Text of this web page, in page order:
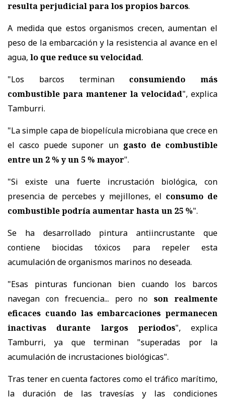
resulta perjudicial para los propios barcos.
A medida que estos organismos crecen, aumentan el
peso de la embarcación y la resistencia al avance en el
agua, lo que reduce su velocidad.
"Los barcos terminan consumiendo más
combustible para mantener la velocidad", explica
Tamburri.
"La simple capa de biopelícula microbiana que crece en
el casco puede suponer un gasto de combustible
entre un 2 % y un 5 % mayor".
"Si existe una fuerte incrustación biológica, con
presencia de percebes y mejillones, el consumo de
combustible podría aumentar hasta un 25 %".
Se ha desarrollado pintura antiincrustante que
contiene biocidas tóxicos para repeler esta
acumulación de organismos marinos no deseada.
"Esas pinturas funcionan bien cuando los barcos
navegan con frecuencia... pero noson realmente
eficaces cuando las embarcaciones permanecen
inactivas durante largos periodos", explica
Tamburri, ya que terminan "superadas por la
acumulación de incrustaciones biológicas".
Tras tener en cuenta factores como el tráfico marítimo,
la duración de las travesías y las condiciones